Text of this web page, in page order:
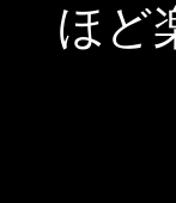
ほど